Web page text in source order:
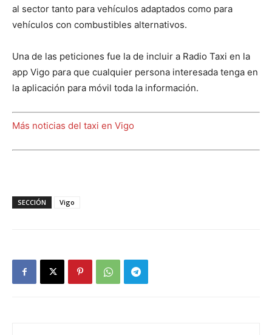
al sector tanto para vehículos adaptados como para
vehículos con combustibles alternativos.
Una de las peticiones fue la de incluir a Radio Taxi en la
app Vigo para que cualquier persona interesada tenga en
la aplicación para móvil toda la información.
Más noticias del taxi en Vigo
SECCIÓN Vigo